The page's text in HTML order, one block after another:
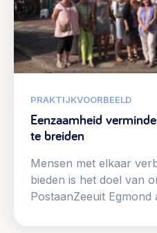
PRAKTIJKVOORBEELD
Eenzaamheid
te breiden
Mensen met elkaar
bieden is het doel van
PostaanZeeuit Egmond